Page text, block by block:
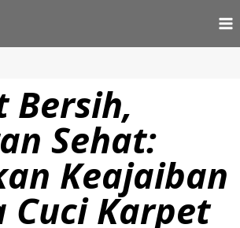
Bersih,
Sehat:
Keajaiban
Cuci Karpet